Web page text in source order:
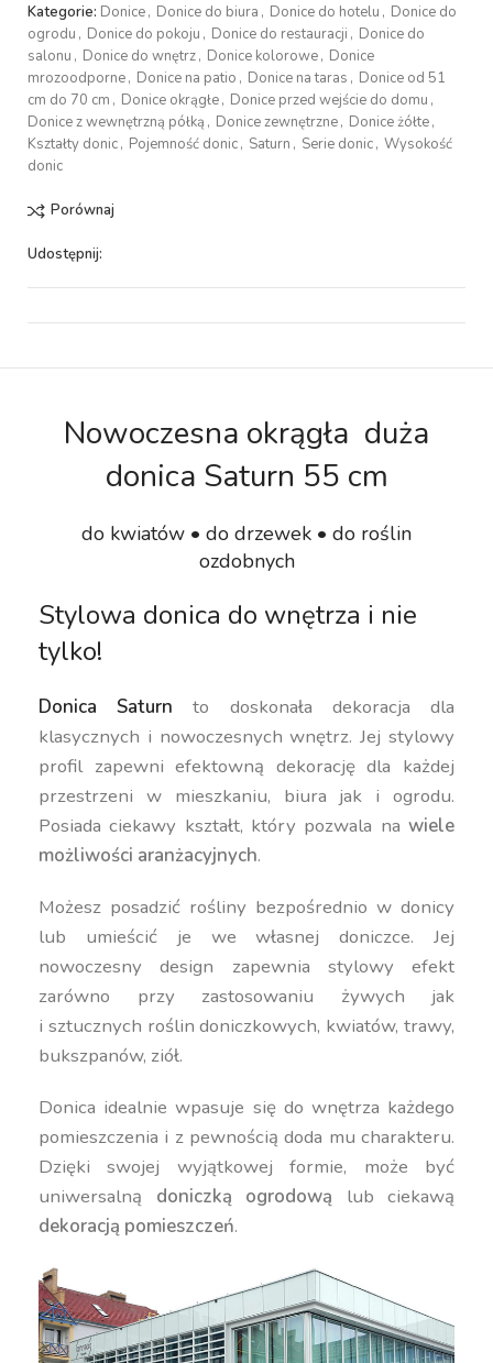
Kategorie: Donice, Donice do biura , Donice do hotelu , Donice do
ogrodu , Donice do pokoju , Donice do restauracji , Donice do
salonu , Donice do wnętrz, Donice kolorowe, Donice
mrozoodporne, Donice na patio , Donice na taras , Donice od 51
cm do 70 cm , Donice okrągłe, Donice przed wejście do domu ,
Donice z wewnętrzną półką , Donice zewnętrzne, Donice żółte,
Kształty donic, Pojemność donic, Saturn , Serie donic, Wysokość
donic
Porównaj
Udostępnij:
Nowoczesna okrągła duża
donica Saturn 55 cm
do kwiatów • do drzewek • do roślin
ozdobnych
Stylowa donica do wnętrza i nie
tylko!
Donica Saturnto doskonała dekoracja dla
klasycznych i nowoczesnych wnętrz. Jej stylowy
profil zapewni efektowną dekorację dla każdej
przestrzeni w mieszkaniu, biura jak i ogrodu.
Posiada ciekawy kształt, który pozwala na wiele
możliwości aranżacyjnych.
Możesz posadzić rośliny bezpośrednio w donicy
lub umieścić je we własnej doniczce. Jej
nowoczesny design zapewnia stylowy efekt
zarówno przy zastosowaniu żywych jak
i sztucznych roślin doniczkowych, kwiatów, trawy,
bukszpanów, ziół.
Donica idealnie wpasuje się do wnętrza każdego
pomieszczenia i z pewnością doda mu charakteru.
Dzięki swojej wyjątkowej formie, może być
uniwersalną doniczką ogrodową lub ciekawą
dekoracją pomieszczeń.